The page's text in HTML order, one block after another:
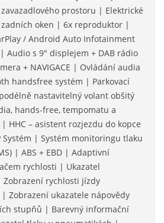
prostoru | Elektrické
oken | 6x reproduktor |
/ Android Auto Infotainment
Audio s 9" displejem + DAB rádio
+ NAVIGACE | Ovládání audia
handsfree systém | Parkovací
nastavitelný volant obšitý
hands-free, tempomatu a
HHC – asistent rozjezdu do kopce
Systém | Systém monitoringu tlaku
| ABS + EBD | Adaptivní
rychlosti | Ukazatel
rychlosti jízdy
Zobrazení ukazatele nápovědy
stupňů | Barevný informační